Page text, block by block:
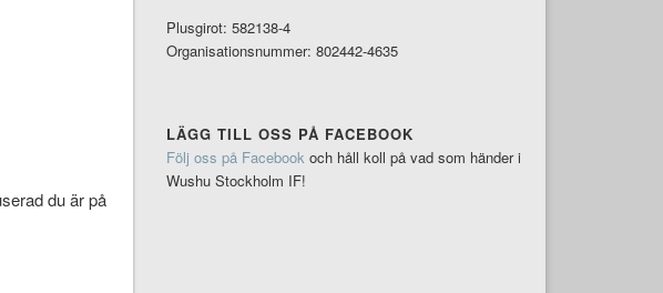
du är på
Plusgirot: 582138-4
Organisationsnummer: 802442-4635
LÄGG TILL OSS PÅ FACEBOOK
Följ oss på Facebook och håll koll på vad som händer i
Wushu Stockholm IF!